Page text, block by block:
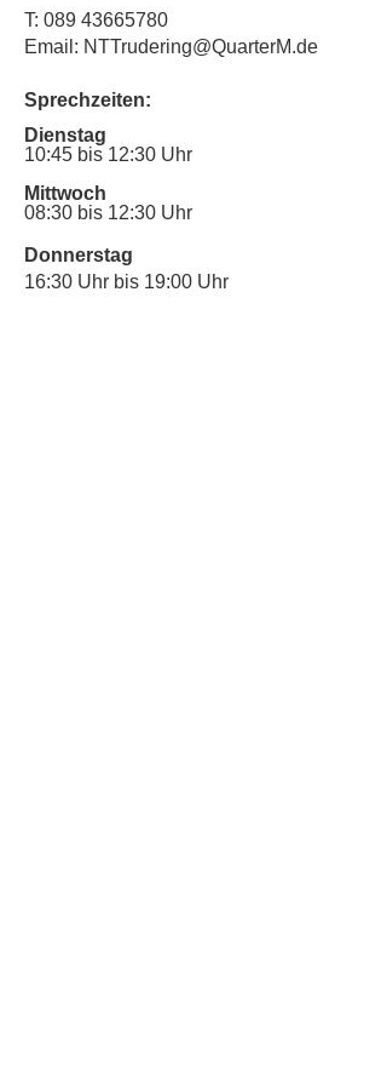
T: 089 43665780
Email: NTTrudering@QuarterM.de
Sprechzeiten:
Dienstag
10:45 bis 12:30 Uhr
Mittwoch
08:30 bis 12:30 Uhr
Donnerstag
16:30 Uhr bis 19:00 Uhr